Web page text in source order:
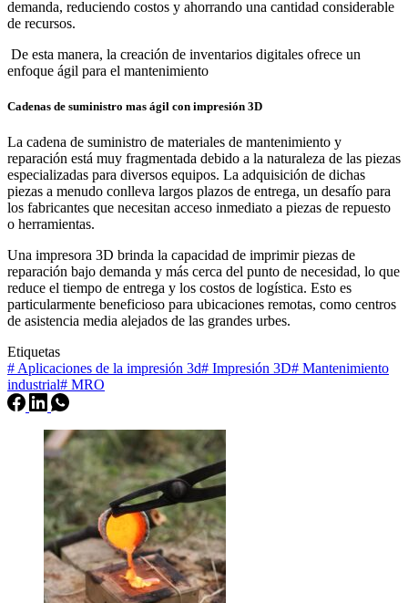
demanda, reduciendo costos y ahorrando una cantidad considerable
de recursos.
De esta manera, la creación de inventarios digitales ofrece un
enfoque ágil para el mantenimiento
Cadenas de suministro mas ágil con impresión 3D
La cadena de suministro de materiales de mantenimiento y
reparación está muy fragmentada debido a la naturaleza de las piezas
especializadas para diversos equipos. La adquisición de dichas
piezas a menudo conlleva largos plazos de entrega, un desafío para
los fabricantes que necesitan acceso inmediato a piezas de repuesto
o herramientas.
Una impresora 3D brinda la capacidad de imprimir piezas de
reparación bajo demanda y más cerca del punto de necesidad, lo que
reduce el tiempo de entrega y los costos de logística. Esto es
particularmente beneficioso para ubicaciones remotas, como centros
de asistencia media alejados de las grandes urbes.
Etiquetas
# Aplicaciones de la impresión 3d# Impresión 3D# Mantenimiento
industrial# MRO